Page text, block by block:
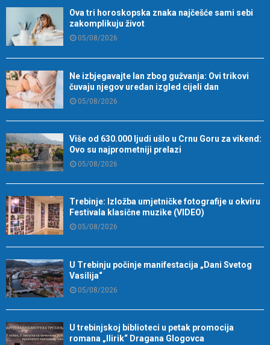
Ova tri horoskopska znaka najčešće sami sebi
zakomplikuju život
05/08/2026
Ne izbjegavajte lan zbog gužvanja: Ovi trikovi
čuvaju njegov uredan izgled cijeli dan
05/08/2026
Više od 630.000 ljudi ušlo u Crnu Goru za vikend:
Ovo su najprometniji prelazi
05/08/2026
Trebinje: Izložba umjetničke fotografije u okviru
Festivala klasične muzike (VIDEO)
05/08/2026
U Trebinju počinje manifestacija „Dani Svetog
Vasilija“
05/08/2026
U trebinjskoj biblioteci u petak promocija
romana „Ilirik“ Dragana Glogovca